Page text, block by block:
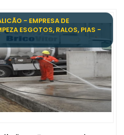
- EMPRESA DE
ESGOTOS, RALOS, PIAS -